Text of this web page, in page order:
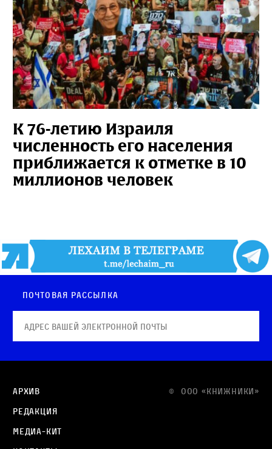
К 76-летию Израиля
численность его населения
приближается к отметке в 10
миллионов человек
Почтовая рассылка
© OOO «КНИЖНИКИ»
Архив
Редакция
Медиа-кит